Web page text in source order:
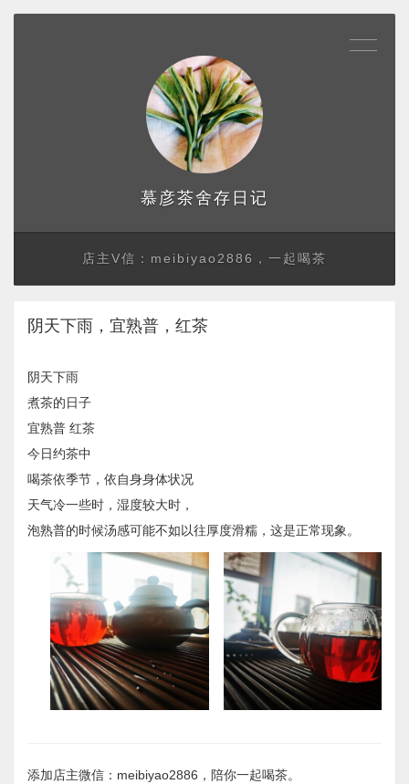
慕彦茶舍存日记
店主V信：meibiyao2886，一起喝茶
阴天下雨，宜熟普，红茶
阴天下雨
​煮茶的日子
​宜熟普 ​红茶
​今日约茶中
​喝茶依季节，依自身身体状况
​天气冷一些时，湿度较大时，
泡​熟普的时候汤感可能不如以往厚度滑糯，这是正常现象。
添加店主微信：meibiyao2886，陪你一起喝茶。